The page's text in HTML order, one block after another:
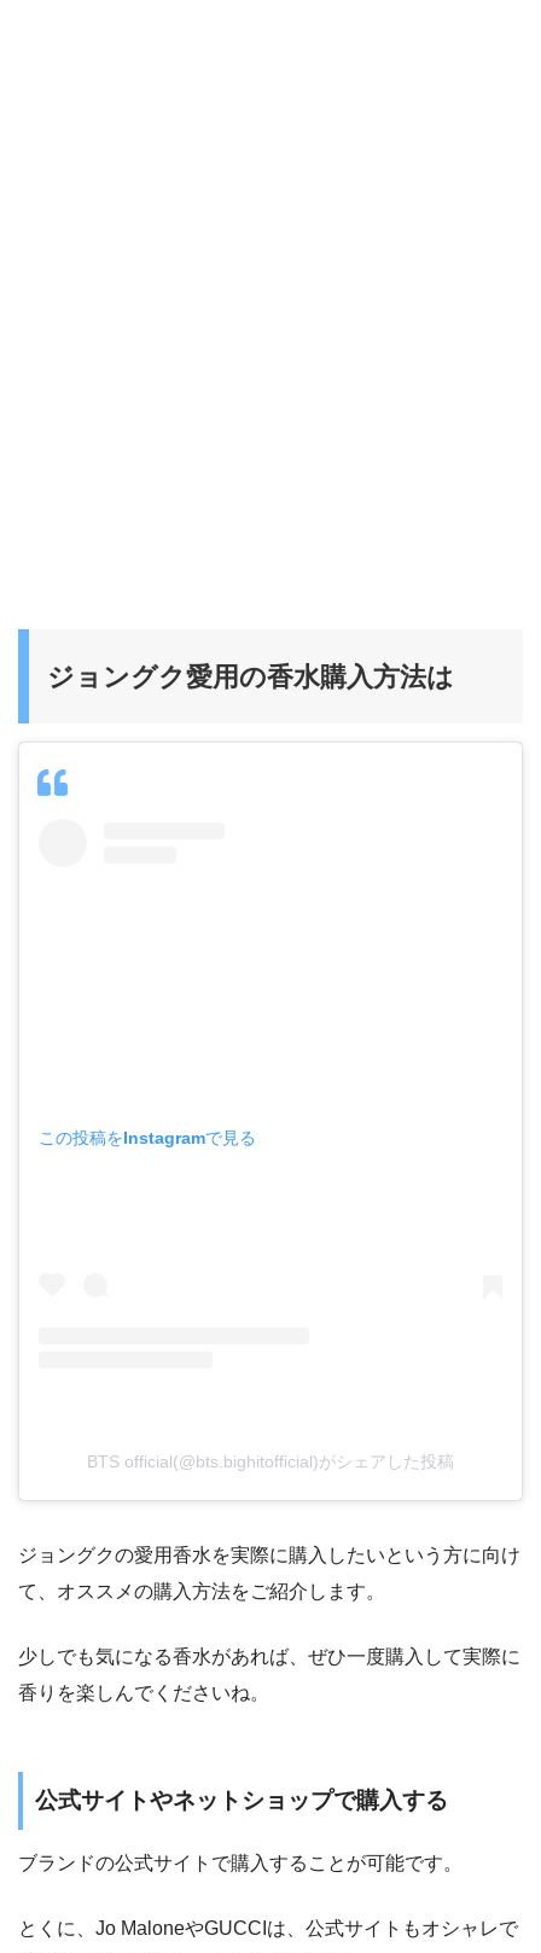
ジョングク愛用の香水購入方法は
この投稿をInstagramで見る
BTS official(@bts.bighitofficial)がシェアした投稿
ジョングクの愛用香水を実際に購入したいという方に向け
て、オススメの購入方法をご紹介します。
少しでも気になる香水があれば、ぜひ一度購入して実際に
香りを楽しんでくださいね。
公式サイトやネットショップで購入する
ブランドの公式サイトで購入することが可能です。
とくに、Jo MaloneやGUCCIは、公式サイトもオシャレで